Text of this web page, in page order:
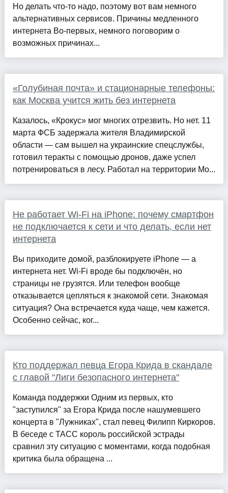
Но делать что-то надо, поэтому вот вам немного
альтернативных сервисов. Причины медленного
интернета Во-первых, немного поговорим о
возможных причинах...
«Голубиная почта» и стационарные телефоны:
как Москва учится жить без интернета
Казалось, «Крокус» мог многих отрезвить. Но нет. 11
марта ФСБ задержала жителя Владимирской
области — сам вышел на украинские спецслужбы,
готовил теракты с помощью дронов, даже успел
потренироваться в лесу. Работал на территории Мо...
Не работает Wi-Fi на iPhone: почему смартфон
не подключается к сети и что делать, если нет
интернета
Вы приходите домой, разблокируете iPhone — а
интернета нет. Wi-Fi вроде бы подключён, но
страницы не грузятся. Или телефон вообще
отказывается цепляться к знакомой сети. Знакомая
ситуация? Она встречается куда чаще, чем кажется.
Особенно сейчас, ког...
Кто поддержал певца Егора Крида в скандале
с главой "Лиги безопасного интернета"
Команда поддержки Одним из первых, кто
"заступился" за Егора Крида после нашумевшего
концерта в "Лужниках", стал певец Филипп Киркоров.
В беседе с ТАСС король российской эстрады
сравнил эту ситуацию с моментами, когда подобная
критика была обращена ...